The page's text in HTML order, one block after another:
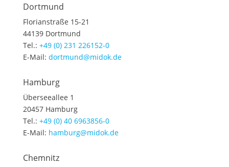
Dortmund
Florianstraße 15-21
44139 Dortmund
Tel.: +49 (0) 231 226152-0
E-Mail: dortmund@midok.de
Hamburg
Überseeallee 1
20457 Hamburg
Tel.: +49 (0) 40 6963856-0
E-Mail: hamburg@midok.de
Chemnitz